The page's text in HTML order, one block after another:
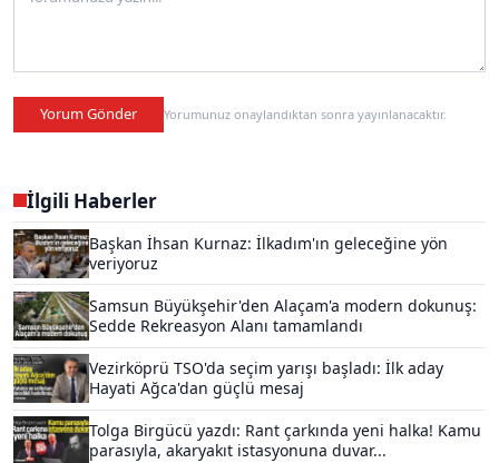
Yorum Gönder Yorumunuz onaylandıktan sonra yayınlanacaktır.
İlgili Haberler
Başkan İhsan Kurnaz: İlkadım'ın geleceğine yön
veriyoruz
Samsun Büyükşehir'den Alaçam'a modern dokunuş:
Sedde Rekreasyon Alanı tamamlandı
Vezirköprü TSO'da seçim yarışı başladı: İlk aday
Hayati Ağca'dan güçlü mesaj
Tolga Birgücü yazdı: Rant çarkında yeni halka! Kamu
parasıyla, akaryakıt istasyonuna duvar...